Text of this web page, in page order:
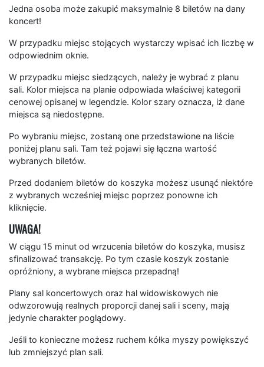
Jedna osoba może zakupić maksymalnie 8 biletów na dany
koncert!
W przypadku miejsc stojących wystarczy wpisać ich liczbę w
odpowiednim oknie.
W przypadku miejsc siedzących, należy je wybrać z planu
sali. Kolor miejsca na planie odpowiada właściwej kategorii
cenowej opisanej w legendzie. Kolor szary oznacza, iż dane
miejsca są niedostępne.
Po wybraniu miejsc, zostaną one przedstawione na liście
poniżej planu sali. Tam też pojawi się łączna wartość
wybranych biletów.
Przed dodaniem biletów do koszyka możesz usunąć niektóre
z wybranych wcześniej miejsc poprzez ponowne ich
kliknięcie.
UWAGA!
W ciągu 15 minut od wrzucenia biletów do koszyka, musisz
sfinalizować transakcję. Po tym czasie koszyk zostanie
opróżniony, a wybrane miejsca przepadną!
Plany sal koncertowych oraz hal widowiskowych nie
odwzorowują realnych proporcji danej sali i sceny, mają
jedynie charakter poglądowy.
Jeśli to konieczne możesz ruchem kółka myszy powiększyć
lub zmniejszyć plan sali.